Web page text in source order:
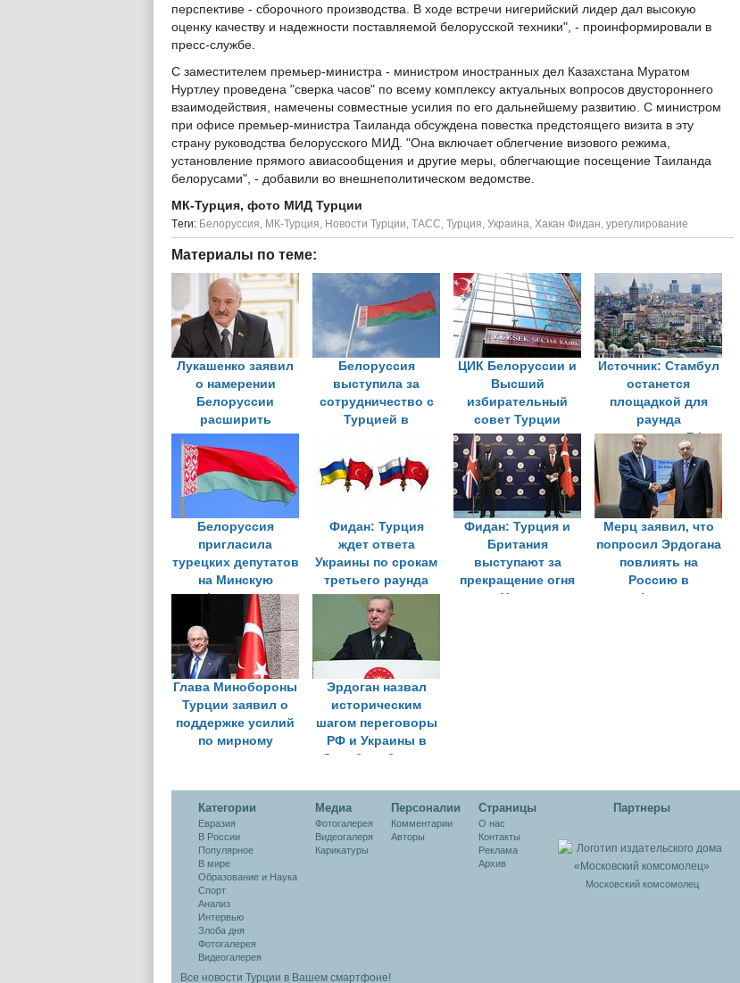
перспективе - сборочного производства. В ходе встречи нигерийский лидер дал высокую
оценку качеству и надежности поставляемой белорусской техники", - проинформировали в
пресс-службе.
С заместителем премьер-министра - министром иностранных дел Казахстана Муратом
Нуртлеу проведена "сверка часов" по всему комплексу актуальных вопросов двустороннего
взаимодействия, намечены совместные усилия по его дальнейшему развитию. С министром
при офисе премьер-министра Таиланда обсуждена повестка предстоящего визита в эту
страну руководства белорусского МИД. "Она включает облегчение визового режима,
установление прямого авиасообщения и другие меры, облегчающие посещение Таиланда
белорусами", - добавили во внешнеполитическом ведомстве.
МК-Турция, фото МИД Турции
Tеги: Белоруссия, МК-Турция, Новости Турции, ТАСС, Турция, Украина, Хакан Фидан, урегулирование
Материалы по теме:
Лукашенко заявил
о намерении
Белоруссии
расширить
сотрудничество с
Турцией
Белоруссия
выступила за
сотрудничество с
Турцией в
многополярного
мира
ЦИК Белоруссии и
Высший
избирательный
совет Турции
подписали
меморандум о
сотрудничестве
Источник: Стамбул
останется
площадкой для
раунда
переговоров РФ и
Украины
Белоруссия
пригласила
турецких депутатов
на Минскую
конференцию по
безопасности
Фидан: Турция
ждет ответа
Украины по срокам
третьего раунда
переговоров в
Стамбуле
Фидан: Турция и
Британия
выступают за
прекращение огня
на Украине
Мерц заявил, что
попросил Эрдогана
повлиять на
Россию в
конфликте на
Глава Минобороны
Турции заявил о
поддержке усилий
по мирному
Эрдоган назвал
историческим
шагом переговоры
РФ и Украины в
Стамбуле 2 июня
Категории
Евразия
В России
Популярное
В мире
Образование и Наука
Спорт
Анализ
Интервью
Злоба дня
Фотогалерея
Видеогалерея
Медиа
Фотогалерея
Видеогалеря
Карикатуры
Персоналии
Комментарии
Авторы
Cтраницы
О нас
Контакты
Реклама
Архив
Партнеры
Московский комсомолец
Все новости Турции в Вашем смартфоне!